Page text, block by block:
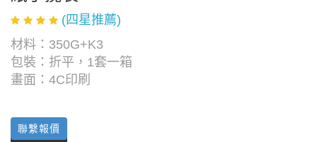
(四星推薦)
材料：350G+K3
包裝：折平，1套一箱
畫面：4C印刷
聯繫報價